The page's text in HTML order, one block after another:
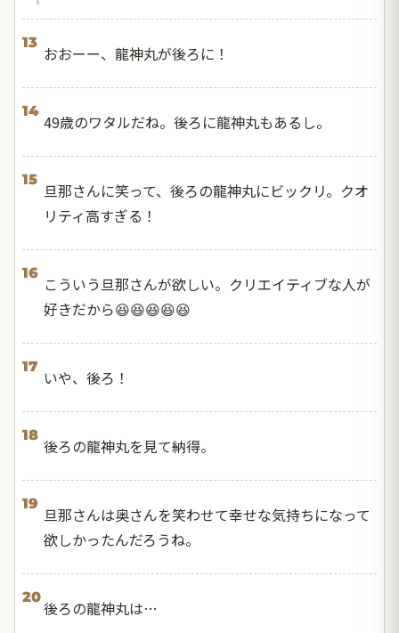
13
おおーー、龍神丸が後ろに！
14
49歳のワタルだね。後ろに龍神丸もあるし。
15
旦那さんに笑って、後ろの龍神丸にビックリ。クオ
リティ高すぎる！
16
こういう旦那さんが欲しい。クリエイティブな人が
好きだから😆😆😆😆😆
17
いや、後ろ！
18
後ろの龍神丸を見て納得。
19
旦那さんは奥さんを笑わせて幸せな気持ちになって
欲しかったんだろうね。
20
後ろの龍神丸は…